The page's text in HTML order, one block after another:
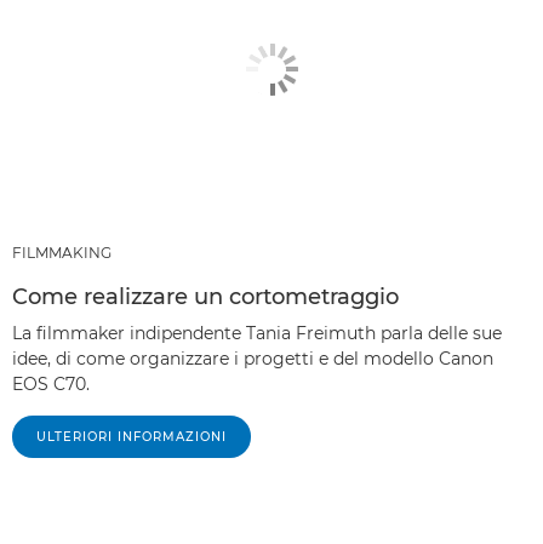
FILMMAKING
Come realizzare un cortometraggio
La filmmaker indipendente Tania Freimuth parla delle sue
idee, di come organizzare i progetti e del modello Canon
EOS C70.
ULTERIORI INFORMAZIONI